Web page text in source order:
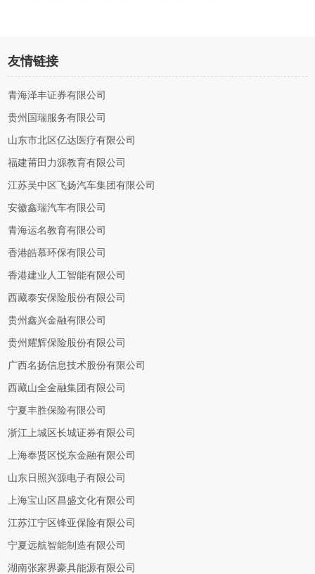
友情链接
青海泽丰证券有限公司
贵州国瑞服务有限公司
山东市北区亿达医疗有限公司
福建莆田力源教育有限公司
江苏吴中区飞扬汽车集团有限公司
安徽鑫瑞汽车有限公司
青海运名教育有限公司
香港皓慕环保有限公司
香港建业人工智能有限公司
西藏泰安保险股份有限公司
贵州鑫兴金融有限公司
贵州耀辉保险股份有限公司
广西名扬信息技术股份有限公司
西藏山全金融集团有限公司
宁夏丰胜保险有限公司
浙江上城区长城证券有限公司
上海奉贤区悦东金融有限公司
山东日照兴源电子有限公司
上海宝山区昌盛文化有限公司
江苏江宁区锋亚保险有限公司
宁夏远航智能制造有限公司
湖南张家界豪具能源有限公司